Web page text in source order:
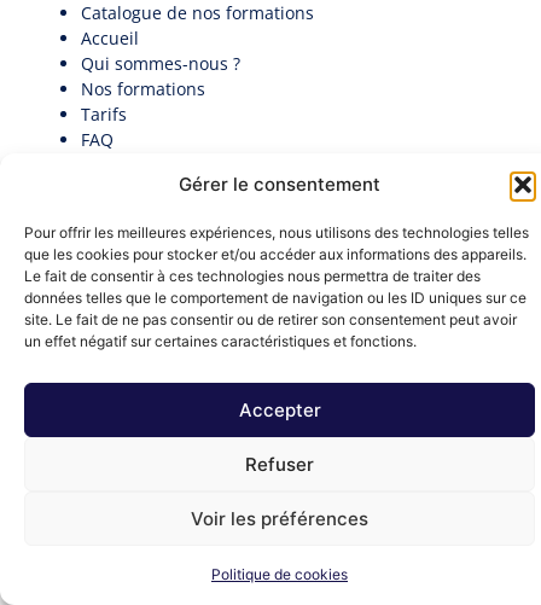
Gérer le consentement
Pour offrir les meilleures expériences, nous utilisons des technologies telles
que les cookies pour stocker et/ou accéder aux informations des appareils.
Le fait de consentir à ces technologies nous permettra de traiter des
données telles que le comportement de navigation ou les ID uniques sur ce
site. Le fait de ne pas consentir ou de retirer son consentement peut avoir
un effet négatif sur certaines caractéristiques et fonctions.
Accepter
Refuser
Voir les préférences
Politique de cookies
Catalogue de nos formations
Accueil
Qui sommes-nous ?
Nos formations
Tarifs
FAQ
Candidatez au premier Palmarès des Directeurs
Généraux en collectivité​
Documentation
Nous contacter
contact@institut-decideurs-publics.fr
1 RUE DU CENTRE 93160 NOISY-LE-GRAND
Formulaire de contact
Mentions légales
Ⓒ 2026 - All Rights Are Reserved